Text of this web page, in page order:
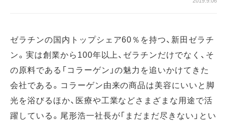
ゼラチンの国内トップシェア60％を持つ、新田ゼラチ
ン。実は創業から100年以上、ゼラチンだけでなく、そ
の原料である「コラーゲン」の魅力を追いかけてきた
会社である。コラーゲン由来の商品は美容にいいと脚
光を浴びるほか、医療や工業などさまざまな用途で活
躍している。尾形浩一社長が「まだまだ尽きない」とい